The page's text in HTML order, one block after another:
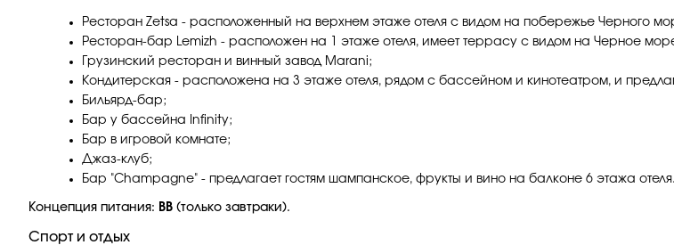
Ресторан Zetsa - расположенный на верхнем этаже отеля с видом на побережье Черного
Ресторан-бар Lemizh - расположен на 1 этаже отеля, имеет террасу с видом на Черное
Грузинский ресторан и винный завод Marani;
Кондитерская - расположена на 3 этаже отеля, рядом с бассейном и кинотеатром, и
Бильярд-бар;
Бар у бассейна Infinity;
Бар в игровой комнате;
Джаз-клуб;
Бар "Champagne" - предлагает гостям шампанское, фрукты и вино на балконе 6 этажа отеля.
Концепция питания: ВВ (только завтраки).
Спорт и отдых